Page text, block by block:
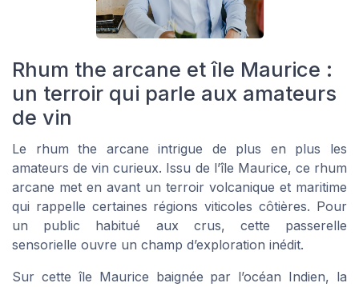
Rhum the arcane et île Maurice :
un terroir qui parle aux amateurs
de vin
Le rhum the arcane intrigue de plus en plus les
amateurs de vin curieux. Issu de l’île Maurice, ce rhum
arcane met en avant un terroir volcanique et maritime
qui rappelle certaines régions viticoles côtières. Pour
un public habitué aux crus, cette passerelle
sensorielle ouvre un champ d’exploration inédit.
Sur cette île Maurice baignée par l’océan Indien, la